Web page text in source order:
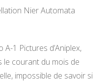
Nier Automata
1 Pictures d’Aniplex,
le courant du mois de
impossible de savoir si